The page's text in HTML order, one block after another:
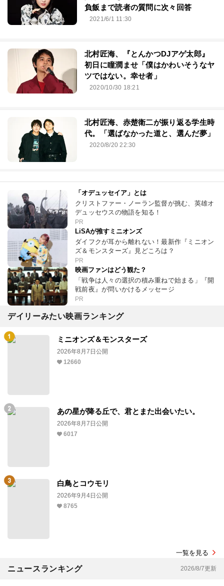
負飯まで読者の質問に次々回答
2021/6/1 11:30
北村匠海、『とんかつDJアゲ太郎』
初日に瞳潤ませ「僕はかわいそうなヤ
ツではない。幸せ者」
2020/10/30 18:21
北村匠海、赤楚衛二が振り返る学生時
代。「選ばなかった道と、選んだ夢」
2020/8/20 22:30
「オデュッセイア」とは
クリストファー・ノーラン監督が挑む、英雄オ
デュッセウスの物語を知る！
PR
LiSAが推すミニオンズ
ダイフクが耳から離れない！最新作『ミニオン
ズ＆モンスターズ』見どころは？
PR
映画ファンはどう観た？
「戦争は人々の選択の積み重ねで始まる」『開
戦前夜』が問いかけるメッセージ
PR
デイリーみたい映画ランキング
ミニオンズ＆モンスターズ
2026年8月7日公開
12660
あの星が降る丘で、君とまた出会いたい。
2026年8月7日公開
6017
白鳥とコウモリ
2026年9月4日公開
8765
一覧を見る
ニュースランキング 2026/8/7更新